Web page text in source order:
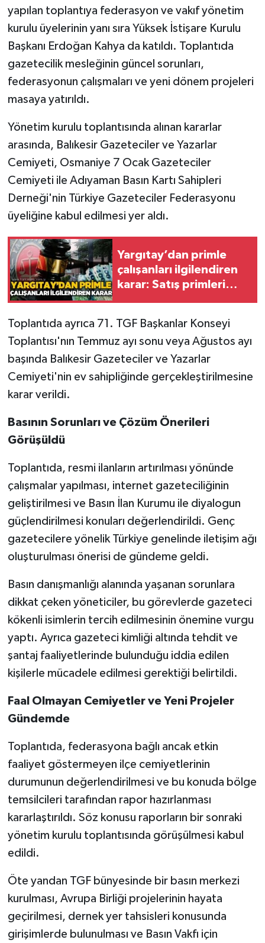
yapılan toplantıya federasyon ve vakıf yönetim
kurulu üyelerinin yanı sıra Yüksek İstişare Kurulu
Başkanı Erdoğan Kahya da katıldı. Toplantıda
gazetecilik mesleğinin güncel sorunları,
federasyonun çalışmaları ve yeni dönem projeleri
masaya yatırıldı.
Yönetim kurulu toplantısında alınan kararlar
arasında, Balıkesir Gazeteciler ve Yazarlar
Cemiyeti, Osmaniye 7 Ocak Gazeteciler
Cemiyeti ile Adıyaman Basın Kartı Sahipleri
Derneği'nin Türkiye Gazeteciler Federasyonu
üyeliğine kabul edilmesi yer aldı.
Yargıtay’dan primle
çalışanları ilgilendiren
karar: Satış primleri
Toplantıda ayrıca 71. TGF Başkanlar Konseyi
Toplantısı'nın Temmuz ayı sonu veya Ağustos ayı
başında Balıkesir Gazeteciler ve Yazarlar
Cemiyeti'nin ev sahipliğinde gerçekleştirilmesine
karar verildi.
Basının Sorunları ve Çözüm Önerileri
Görüşüldü
Toplantıda, resmi ilanların artırılması yönünde
çalışmalar yapılması, internet gazeteciliğinin
geliştirilmesi ve Basın İlan Kurumu ile diyalogun
güçlendirilmesi konuları değerlendirildi. Genç
gazetecilere yönelik Türkiye genelinde iletişim ağı
oluşturulması önerisi de gündeme geldi.
Basın danışmanlığı alanında yaşanan sorunlara
dikkat çeken yöneticiler, bu görevlerde gazeteci
kökenli isimlerin tercih edilmesinin önemine vurgu
yaptı. Ayrıca gazeteci kimliği altında tehdit ve
şantaj faaliyetlerinde bulunduğu iddia edilen
kişilerle mücadele edilmesi gerektiği belirtildi.
Faal Olmayan Cemiyetler ve Yeni Projeler
Gündemde
Toplantıda, federasyona bağlı ancak etkin
faaliyet göstermeyen ilçe cemiyetlerinin
durumunun değerlendirilmesi ve bu konuda bölge
temsilcileri tarafından rapor hazırlanması
kararlaştırıldı. Söz konusu raporların bir sonraki
yönetim kurulu toplantısında görüşülmesi kabul
edildi.
Öte yandan TGF bünyesinde bir basın merkezi
kurulması, Avrupa Birliği projelerinin hayata
geçirilmesi, dernek yer tahsisleri konusunda
girişimlerde bulunulması ve Basın Vakfı için
Kültür - Sanat
MAGAZİN
Resmi İlan
Röportaj
Sağlık
SİYASET
Spor
Ulusal
Yaşam